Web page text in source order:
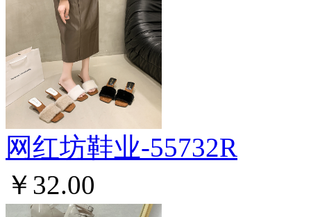
网红坊鞋业-55732R
￥32.00